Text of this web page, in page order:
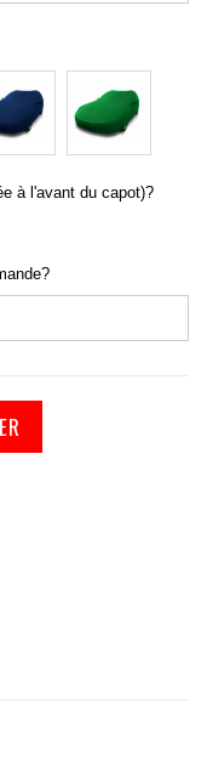
à l'avant du capot)?